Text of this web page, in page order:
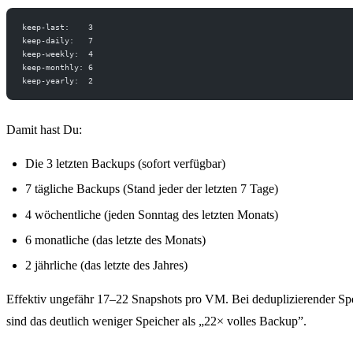
keep-last:    3
keep-daily:   7
keep-weekly:  4
keep-monthly: 6
keep-yearly:  2
Damit hast Du:
Die 3 letzten Backups (sofort verfügbar)
7 tägliche Backups (Stand jeder der letzten 7 Tage)
4 wöchentliche (jeden Sonntag des letzten Monats)
6 monatliche (das letzte des Monats)
2 jährliche (das letzte des Jahres)
Effektiv ungefähr 17–22 Snapshots pro VM. Bei deduplizierender
sind das deutlich weniger Speicher als „22× volles Backup”.